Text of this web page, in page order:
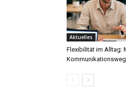
Aktuelles
Flexibilität im Alltag: